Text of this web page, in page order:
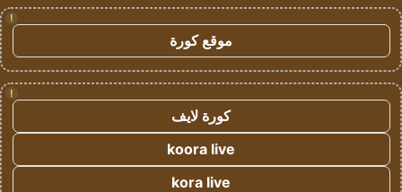
!
موقع كورة
!
كورة لايف
koora live
kora live